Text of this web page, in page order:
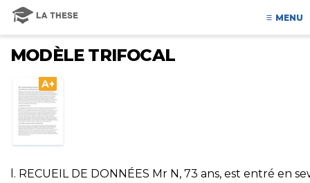
MENU
MODÈLE TRIFOCAL
A+
l. RECUEIL DE DONNÉES Mr N, 73 ans, est entré en